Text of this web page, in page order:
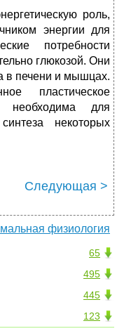
роль,
энергии для
потребности
глюкозой. Они
в печени и мышцах.
пластическое
необходима для
некоторых
Следующая >
физиология
65
495
445
123